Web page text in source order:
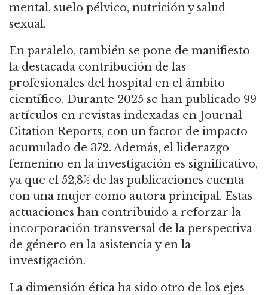
mental, suelo pélvico, nutrición y salud
sexual.
En paralelo, también se pone de manifiesto
la destacada contribución de las
profesionales del hospital en el ámbito
científico. Durante 2025 se han publicado 99
artículos en revistas indexadas en Journal
Citation Reports, con un factor de impacto
acumulado de 372. Además, el liderazgo
femenino en la investigación es significativo,
ya que el 52,8% de las publicaciones cuenta
con una mujer como autora principal. Estas
actuaciones han contribuido a reforzar la
incorporación transversal de la perspectiva
de género en la asistencia y en la
investigación.
La dimensión ética ha sido otro de los ejes